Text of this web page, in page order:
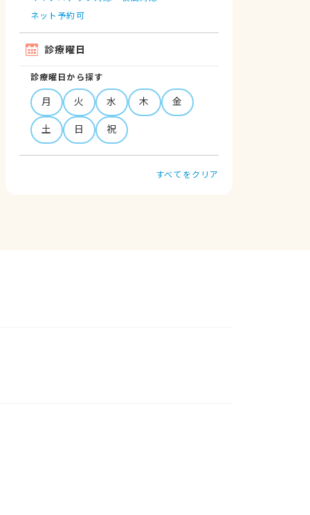
ネット予約可
診療曜日
診療曜日から探す
月 火 水 木
金
土
日 祝
すべてをクリア